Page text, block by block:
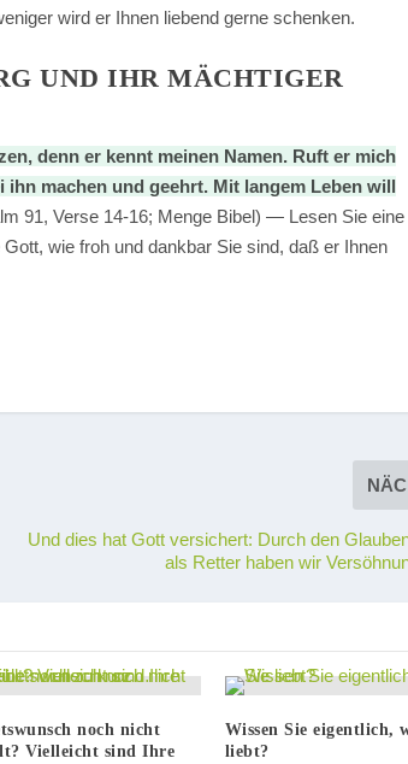
wird er Ihnen liebend gerne schenken.
UND IHR MÄCHTIGER
denn er kennt meinen Namen. Ruft er mich
machen und geehrt. Mit langem Leben will
91, Verse 14-16; Menge Bibel) — Lesen Sie eine
wie froh und dankbar Sie sind, daß er Ihnen
Und dies hat Gott versichert: Durch den
als Retter haben wir
noch nicht
Vielleicht sind Ihre
Wissen Sie eigentlich,
liebt?